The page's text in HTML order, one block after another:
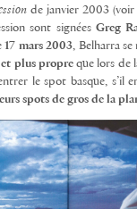
de janvier 2003 (voir
sont signées Greg
17 mars 2003, Belharra se
et plus propreque lors de
le spot basque, s’il
spots de gros de la